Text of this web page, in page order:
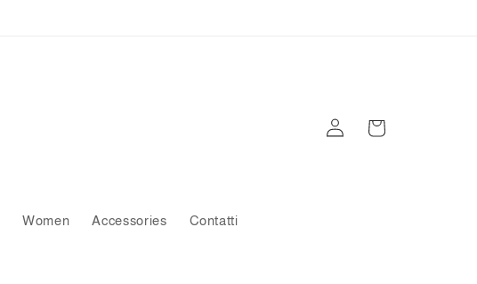
Women Accessories Contatti
Accedi Carrello